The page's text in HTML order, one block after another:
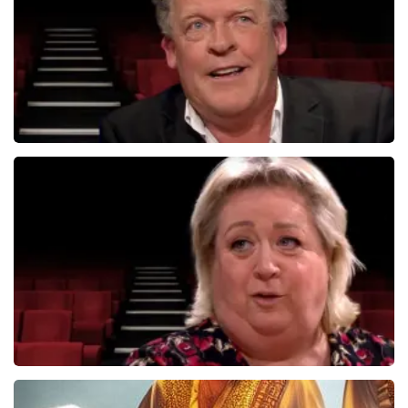
reviews
Christel De Laat